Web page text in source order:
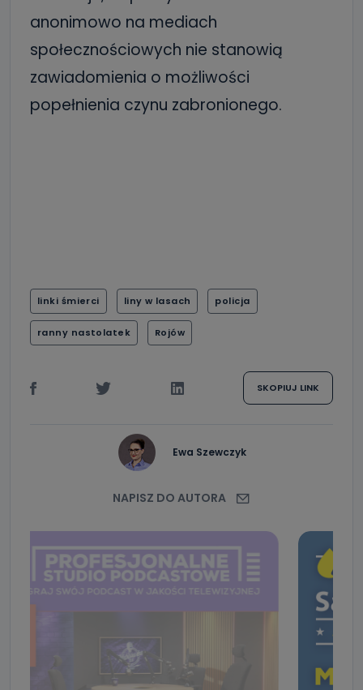
anonimowo na mediach
społecznościowych nie stanowią
zawiadomienia o możliwości
popełnienia czynu zabronionego.
linki śmierci liny w lasach policja
ranny nastolatek Rojów
SKOPIUJ LINK
Ewa Szewczyk
NAPISZ DO AUTORA